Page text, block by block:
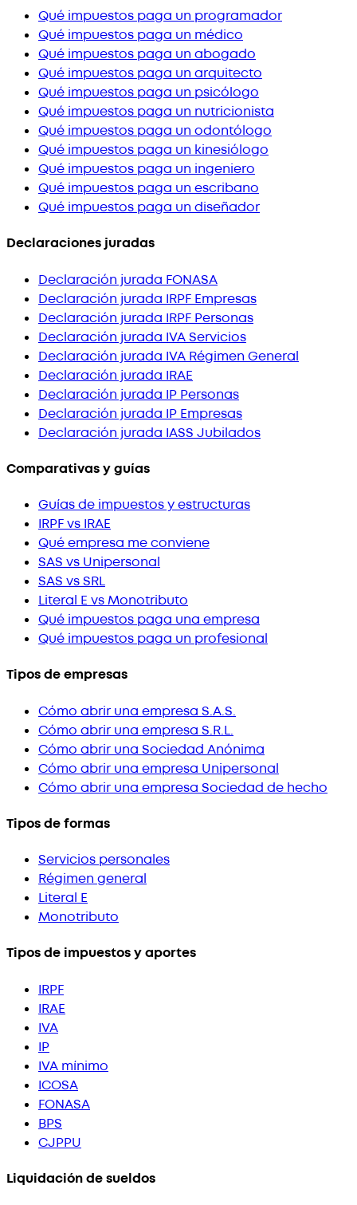
Qué impuestos paga un programador
Qué impuestos paga un médico
Qué impuestos paga un abogado
Qué impuestos paga un arquitecto
Qué impuestos paga un psicólogo
Qué impuestos paga un nutricionista
Qué impuestos paga un odontólogo
Qué impuestos paga un kinesiólogo
Qué impuestos paga un ingeniero
Qué impuestos paga un escribano
Qué impuestos paga un diseñador
Declaraciones juradas
Declaración jurada FONASA
Declaración jurada IRPF Empresas
Declaración jurada IRPF Personas
Declaración jurada IVA Servicios
Declaración jurada IVA Régimen General
Declaración jurada IRAE
Declaración jurada IP Personas
Declaración jurada IP Empresas
Declaración jurada IASS Jubilados
Comparativas y guías
Guías de impuestos y estructuras
IRPF vs IRAE
Qué empresa me conviene
SAS vs Unipersonal
SAS vs SRL
Literal E vs Monotributo
Qué impuestos paga una empresa
Qué impuestos paga un profesional
Tipos de empresas
Cómo abrir una empresa S.A.S.
Cómo abrir una empresa S.R.L.
Cómo abrir una Sociedad Anónima
Cómo abrir una empresa Unipersonal
Cómo abrir una empresa Sociedad de hecho
Tipos de formas
Servicios personales
Régimen general
Literal E
Monotributo
Tipos de impuestos y aportes
IRPF
IRAE
IVA
IP
IVA mínimo
ICOSA
FONASA
BPS
CJPPU
Liquidación de sueldos